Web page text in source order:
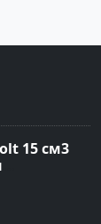
15 см3
Хетчбэк